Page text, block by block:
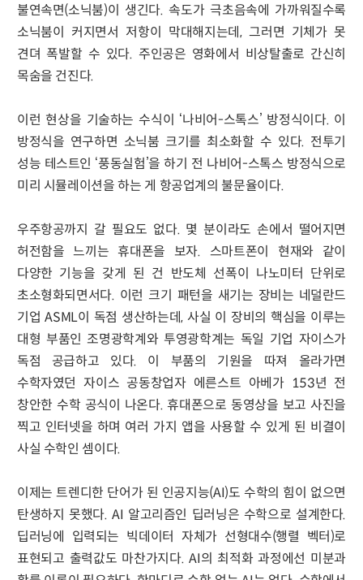
불연속면(소닉붐)이 생긴다. 속도가 극초음속에 가까워질수록
소닉붐이 커지면서 저항이 막대해지는데, 그러면 기체가 못
견뎌 폭발할 수 있다. 주인공은 영화에서 비상탈출로 간신히
목숨을 건진다.
이런 현상을 기술하는 수식이 ‘나비어-스톡스’ 방정식이다. 이
방정식을 연구하면 소닉붐 크기를 최소화할 수 있다. 전투기
성능 테스트인 ‘풍동실험’을 하기 전 나비어-스톡스 방정식으로
미리 시뮬레이션을 하는 게 항공업계의 불문율이다.
우주항공까지 갈 필요도 없다. 몇 분이라도 손에서 떨어지면
허전함을 느끼는 휴대폰을 보자. 스마트폰이 현재와 같이
다양한 기능을 갖게 된 건 반도체 선폭이 나노미터 단위로
초소형화되면서다. 이런 크기 패턴을 새기는 장비는 네덜란드
기업 ASML이 독점 생산하는데, 사실 이 장비의 핵심을 이루는
대형 부품인 조명광학계와 투영광학계는 독일 기업 자이스가
독점 공급하고 있다. 이 부품의 기원을 따져 올라가면
수학자였던 자이스 공동창업자 에른스트 아베가 153년 전
창안한 수학 공식이 나온다. 휴대폰으로 동영상을 보고 사진을
찍고 인터넷을 하며 여러 가지 앱을 사용할 수 있게 된 비결이
사실 수학인 셈이다.
이제는 트렌디한 단어가 된 인공지능(AI)도 수학의 힘이 없으면
탄생하지 못했다. AI 알고리즘인 딥러닝은 수학으로 설계한다.
딥러닝에 입력되는 빅데이터 자체가 선형대수(행렬 벡터)로
표현되고 출력값도 마찬가지다. AI의 최적화 과정에선 미분과